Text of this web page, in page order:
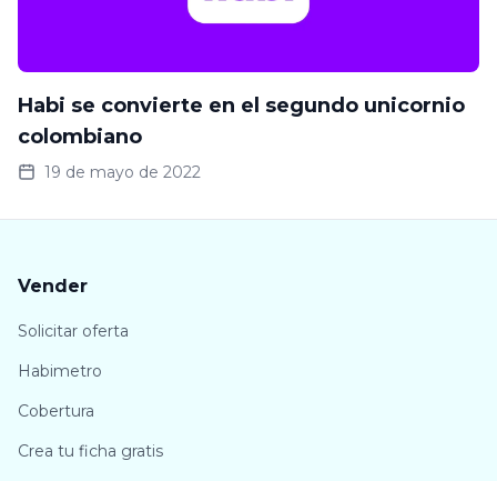
Habi se convierte en el segundo unicornio
colombiano
19 de mayo de 2022
Vender
Solicitar oferta
Habimetro
Cobertura
Crea tu ficha gratis